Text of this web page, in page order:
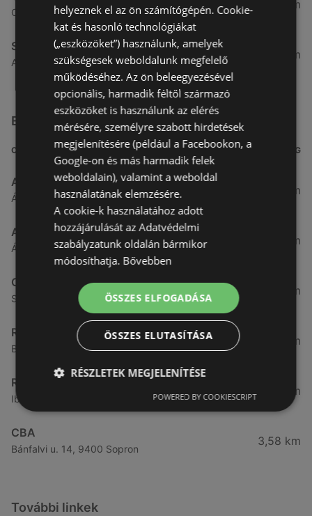
Csarnok utca 10., 9400 Sopron
4,91 km
Spar
Arany jános utca 16., 9400 Sopron
5,31 km
Egyéb Szupermarketek üzletek a közelben
CÍM TÁVOLSÁG
Aldi
Ágfalvi út 4/A., 9400 Sopron
3,26 km
ALDI
Ágfalvi út 4/a, 9400 Sopron
3,26 km
CBA
Somfalvi u. 14., 9400 Sopron
3,31 km
Reál
Besenyő u. 16., 9400 Sopron
3,32 km
Reál
Ibolya út 15., 9400 Sopron
3,41 km
CBA
Bánfalvi u. 14, 9400 Sopron
3,58 km
További linkek
helyeznek el az ön számítógépén. Cookie-
kat és hasonló technológiákat
(„eszközöket”) használunk, amelyek
szükségesek weboldalunk megfelelő
működéséhez. Az ön beleegyezésével
opcionális, harmadik féltől származó
eszközöket is használunk az elérés
mérésére, személyre szabott hirdetések
megjelenítésére (például a Facebookon, a
Google-on és más harmadik felek
weboldalain), valamint a weboldal
használatának elemzésére.
A cookie-k használatához adott
hozzájárulását az Adatvédelmi
szabályzatunk oldalán bármikor
módosíthatja. Bővebben
ÖSSZES ELFOGADÁSA
ÖSSZES ELUTASÍTÁSA
RÉSZLETEK MEGJELENÍTÉSE
POWERED BY COOKIESCRIPT